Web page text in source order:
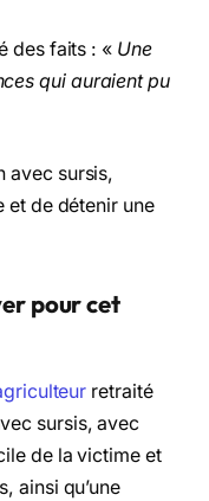
des faits : « Une
qui auraient pu
avec sursis,
et de détenir une
pour cet
retraité
sursis, avec
de la victime et
ainsi qu’une